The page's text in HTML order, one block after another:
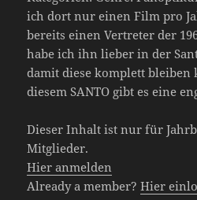
ich dort nur einen Film pro
bereits einen Vertreter der
habe ich ihn lieber in der
damit diese komplett bleiben
diesem SANTO gibt es eine
Dieser Inhalt ist nur für
Mitglieder.
Hier anmelden
Already a member?Hier